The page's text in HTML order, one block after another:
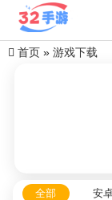
首页 » 游戏下载
全部 安